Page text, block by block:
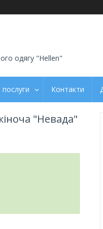
одягу "Hellen"
Контакти
"Невада"